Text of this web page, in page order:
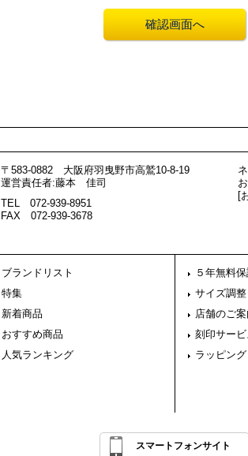
[
〒583-0882 大阪府羽曳野市高鷲10-8-19
運営責任者:藤本 佳司
TEL 072-939-8951
FAX 072-939-3678
ブランドリスト
特集
新着商品
おすすめ商品
人気ランキング
５年無料
サイズ調
店舗のご案
刻印サービ
ラッピン
スマートフォンサイト